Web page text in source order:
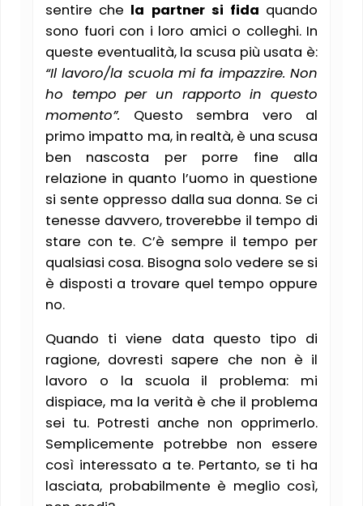
sentire che la partner si fida quando
sono fuori con i loro amici o colleghi. In
queste eventualità, la scusa più usata è:
“Il lavoro/la scuola mi fa impazzire. Non
ho tempo per un rapporto in questo
momento”. Questo sembra vero al
primo impatto ma, in realtà, è una scusa
ben nascosta per porre fine alla
relazione in quanto l’uomo in questione
si sente oppresso dalla sua donna. Se ci
tenesse davvero, troverebbe il tempo di
stare con te. C’è sempre il tempo per
qualsiasi cosa. Bisogna solo vedere se si
è disposti a trovare quel tempo oppure
no.
Quando ti viene data questo tipo di
ragione, dovresti sapere che non è il
lavoro o la scuola il problema: mi
dispiace, ma la verità è che il problema
sei tu. Potresti anche non opprimerlo.
Semplicemente potrebbe non essere
così interessato a te. Pertanto, se ti ha
lasciata, probabilmente è meglio così,